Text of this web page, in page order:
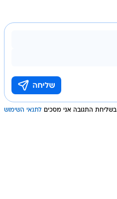
בשליחת התגובה אני מסכים לתנאי השימוש